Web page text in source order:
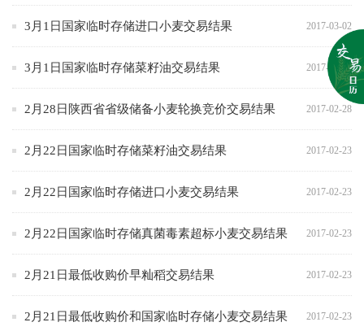
3月1日国家临时存储进口小麦交易结果 2017-03-02
3月1日国家临时存储菜籽油交易结果 2017-03-02
2月28日陕西省省级储备小麦轮换竞价交易结果 2017-02-28
2月22日国家临时存储菜籽油交易结果 2017-02-23
2月22日国家临时存储进口小麦交易结果 2017-02-23
2月22日国家临时存储真菌毒素超标小麦交易结果 2017-02-23
2月21日最低收购价早籼稻交易结果 2017-02-23
2月21日最低收购价和国家临时存储小麦交易结果 2017-02-23